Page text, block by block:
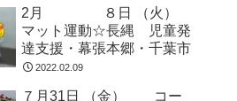
2月 ８日 （火）
マット運動☆長縄 児童発
達支援・幕張本郷・千葉市
2022.02.09
７月31日 （金） コー